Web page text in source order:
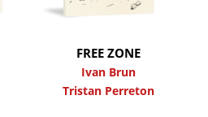
FREE ZONE
Ivan Brun
Tristan Perreton